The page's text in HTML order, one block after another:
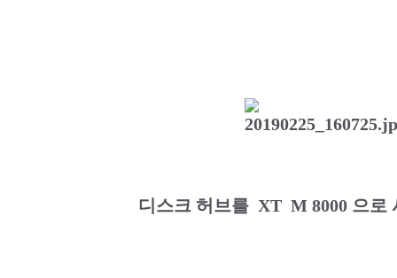
디스크 허브를 XT M 8000 으로